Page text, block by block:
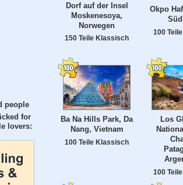
people
for
lovers:
Dorf auf der Insel
Moskenesoya,
Norwegen
150 Teile Klassisch
Okpo
100
Ba Na Hills Park, Da
Nang, Vietnam
100 Teile Klassisch
Los
100